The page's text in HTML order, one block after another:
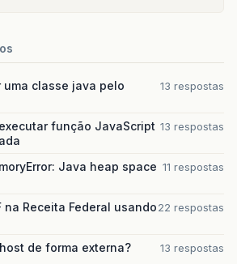
uma classe java pelo
13 respostas
executar função JavaScript 13 respostas
Java heap space 11 respostas
na Receita Federal usando22 respostas
de forma externa?
13 respostas